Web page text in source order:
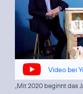
Video bei
„Mit 2020 beginnt das